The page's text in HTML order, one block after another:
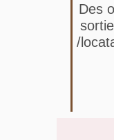
Des
/